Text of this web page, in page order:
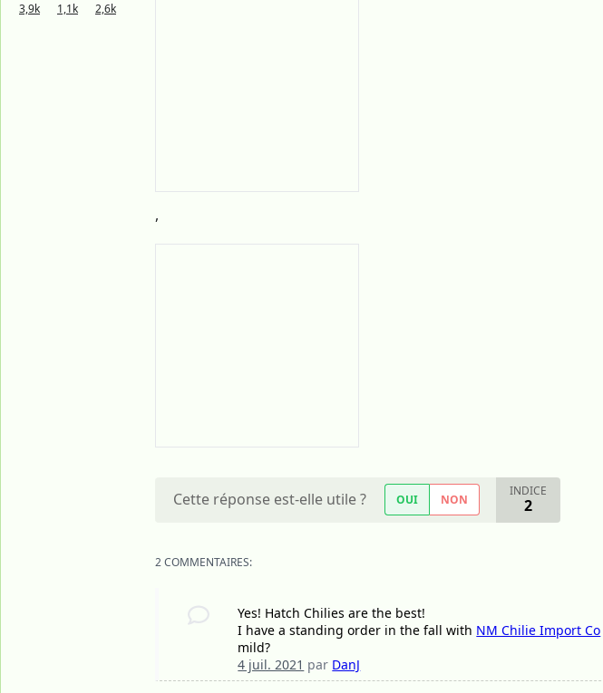
3,9k 1,1k 2,6k
,
Cette réponse est-elle utile ? OUI NON
INDICE
2
2 COMMENTAIRES:
Yes! Hatch Chilies are the best!
I have a standing order in the fall with NM Chilie Import Co
mild?
4 juil. 2021 par DanJ